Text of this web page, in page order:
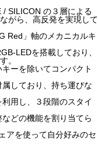
SILICON の３層による
がら、高反発を実現して
」軸のメカニカルキ
LEDを搭載しており、
。
ーを除いてコンパクト
しており、持ち運びな
用し、３段階のスタイ
どの機能を割り当てら
を使って自分好みのセ